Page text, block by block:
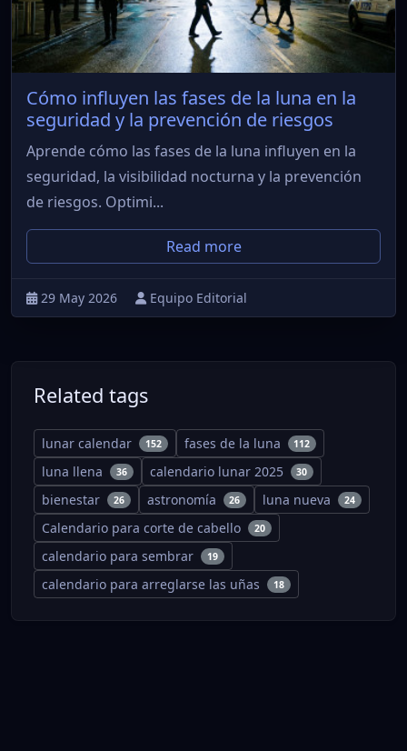
Cómo influyen las fases de la luna en la
seguridad y la prevención de riesgos
Aprende cómo las fases de la luna influyen en la
seguridad, la visibilidad nocturna y la prevención
de riesgos. Optimi...
Read more
29 May 2026 Equipo Editorial
Related tags
lunar calendar 152 fases de la luna 112
luna llena 36 calendario lunar 2025 30
bienestar 26 astronomía 26 luna nueva 24
Calendario para corte de cabello 20
calendario para sembrar 19
calendario para arreglarse las uñas 18